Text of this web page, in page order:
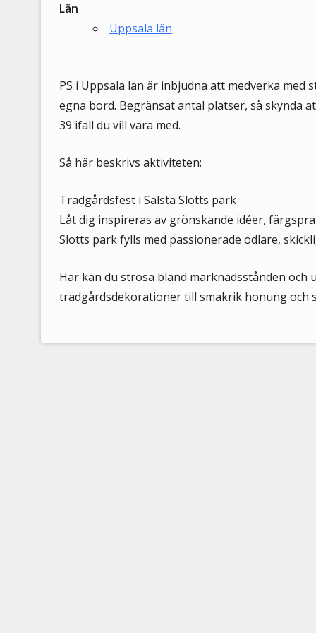
Län
Uppsala län
PS i Uppsala län är inbjudna att medverka
egna bord. Begränsat antal platser, så skynda
39 ifall du vill vara med.
Så här beskrivs aktiviteten:
Trädgårdsfest i Salsta Slotts park
Låt dig inspireras av grönskande idéer,
Slotts park fylls med passionerade odlare,
Här kan du strosa bland marknadsstånden
trädgårdsdekorationer till smakrik honung och